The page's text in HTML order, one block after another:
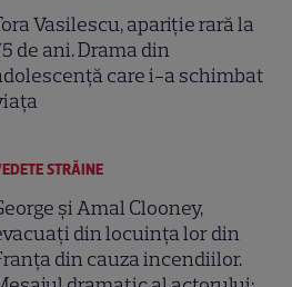
Vasilescu, apariție rară la
de ani. Drama din
care i-a schimbat
STRĂINE
și Amal Clooney,
din locuința lor din
din cauza incendiilor.